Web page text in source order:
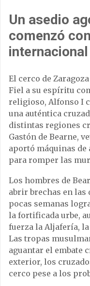
Un asedio
comenzó
internacional
El cerco de
Fiel a su espíritu
religioso, Alfonso I
una auténtica
distintas regiones
Gastón de Bearne,
aportó máquinas de
para romper las
Los hombres de
abrir brechas en las
pocas semanas
la fortificada urbe,
fuerza la Aljafería,
Las tropas
aguantar el embate
exterior, los
cerco pese a los